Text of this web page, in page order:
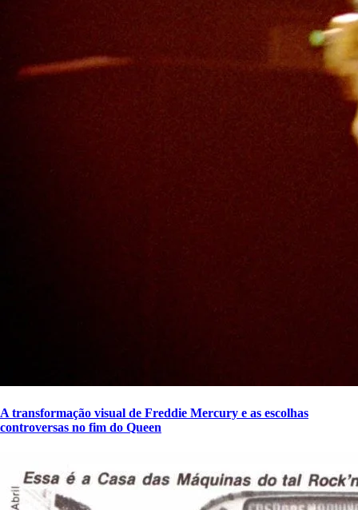
A transformação visual de Freddie Mercury e as escolhas
controversas no fim do Queen